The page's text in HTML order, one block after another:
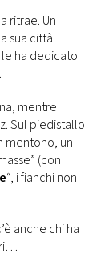
ritrae. Un
sua città
le ha dedicato
mentre
Sul piedistallo
mentono, un
(con
“, i fianchi non
anche chi ha